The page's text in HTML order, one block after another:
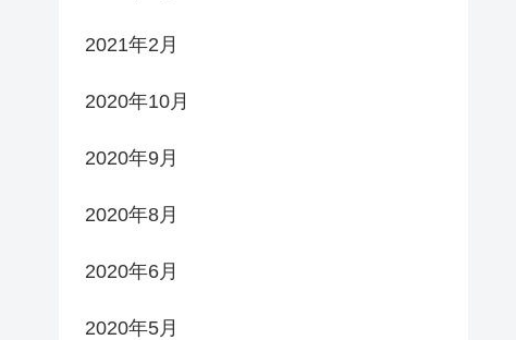
2021年2月
2020年10月
2020年9月
2020年8月
2020年6月
2020年5月